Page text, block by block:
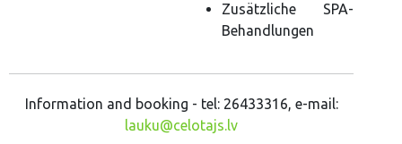
Zusätzliche SPA-
Behandlungen
Information and booking - tel: 26433316, e-mail:
lauku@celotajs.lv